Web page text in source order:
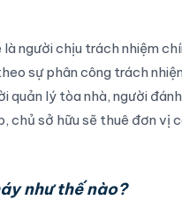
người chịu trách nhiệm
sự phân công trách
quản lý tòa nhà, người
chủ sở hữu sẽ thuê đơn vị
như thế nào?